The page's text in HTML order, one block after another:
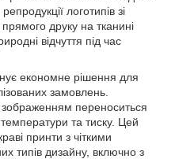
логотипів зі
друку на тканині
відчуття під час
економне рішення для
замовлень.
переноситься
та тиску. Цей
принти з чіткими
типів дизайну, включно з